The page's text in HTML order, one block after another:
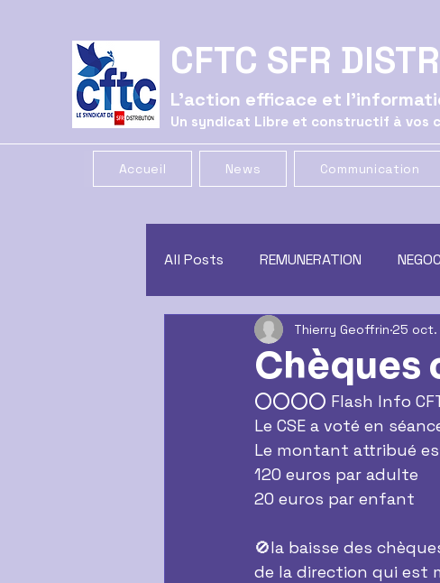
CFTC SFR
L'action efficace et
Un syndicat Libre et constructif à vos
Accueil News Communication
All Posts REMUNERATION
GREVE
CSSCT tract
Chèques
Thierry Geoffrin 25 oct.
⭕⭕⭕⭕ Flash Info
Le CSE a voté en
Le montant attribué
120 euros par adulte
20 euros par enfant
🚫la baisse des
de la direction qui est